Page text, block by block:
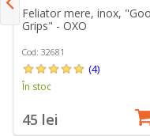
Feliator mere, inox,
Grips" - OXO
Cod: 32681
(4)
În stoc
45 lei